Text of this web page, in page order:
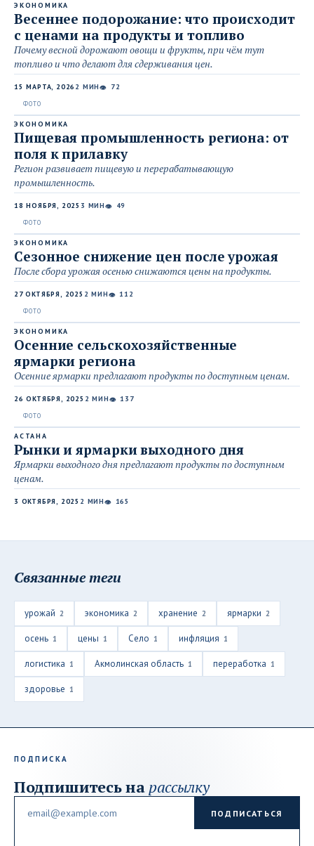
ЭКОНОМИКА
Весеннее подорожание: что происходит
с ценами на продукты и топливо
Почему весной дорожают овощи и фрукты, при чём тут
топливо и что делают для сдерживания цен.
15 МАРТА, 2026 2 МИН👁 72
ЭКОНОМИКА
Пищевая промышленность региона: от
поля к прилавку
Регион развивает пищевую и перерабатывающую
промышленность.
18 НОЯБРЯ, 2025 3 МИН👁 49
ЭКОНОМИКА
Сезонное снижение цен после урожая
После сбора урожая осенью снижаются цены на продукты.
27 ОКТЯБРЯ, 2025 2 МИН👁 112
ЭКОНОМИКА
Осенние сельскохозяйственные
ярмарки региона
Осенние ярмарки предлагают продукты по доступным ценам.
26 ОКТЯБРЯ, 2025 2 МИН👁 137
АСТАНА
Рынки и ярмарки выходного дня
Ярмарки выходного дня предлагают продукты по доступным
ценам.
3 ОКТЯБРЯ, 2025 2 МИН👁 165
Связанные теги
урожай 2 экономика 2 хранение 2 ярмарки 2
осень 1 цены 1 Село 1 инфляция 1
логистика 1 Акмолинская область 1 переработка 1
здоровье 1
ПОДПИСКА
Подпишитесь на рассылку
ПОДПИСАТЬСЯ